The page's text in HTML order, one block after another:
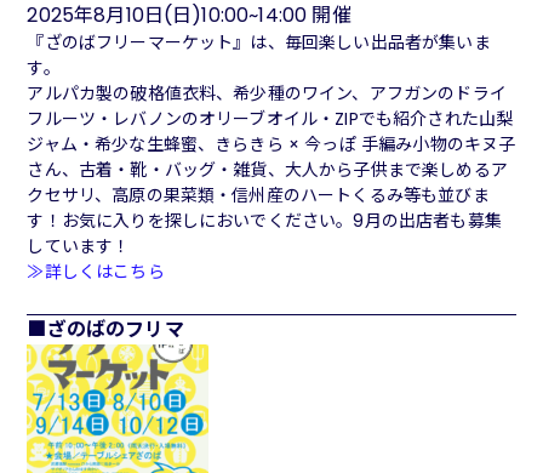
2025年8月10日(日)10:00~14:00 開催
『ざのばフリーマーケット』は、毎回楽しい出品者が集いま
す。
アルパカ製の破格値衣料、希少種のワイン、アフガンのドライ
フルーツ・レバノンのオリーブオイル・ZIPでも紹介された山梨
ジャム・希少な生蜂蜜、きらきら × 今っぽ 手編み小物のキヌ子
さん、古着・靴・バッグ・雑貨、大人から子供まで楽しめるア
クセサリ、高原の果菜類・信州産のハートくるみ等も並びま
す！お気に入りを探しにおいでください。9月の出店者も募集
しています！
≫詳しくはこちら
ざのばのフリマ